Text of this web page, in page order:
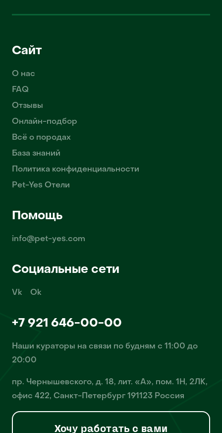
Сайт
О нас
FAQ
Отзывы
Онлайн-подбор
Всё о породах
База знаний
Политика конфиденциальности
Pet-Yes Отели
Помощь
info@pet-yes.com
Социальные сети
Vk Ok
+7 921 646-00-00
Наши кураторы на связи по будням с 11:00 до
20:00
пр. Чернышевского, д. 18, лит. «А», пом. 1Н, 2ЛК,
офис 422, Санкт-Петербург 191123 Россия
Хочу работать с вами